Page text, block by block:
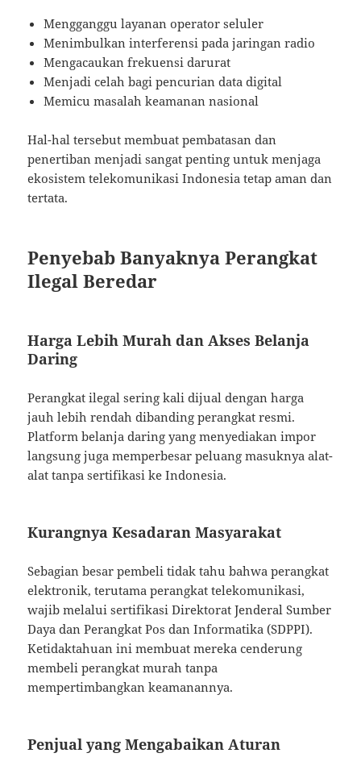
Mengganggu layanan operator seluler
Menimbulkan interferensi pada jaringan radio
Mengacaukan frekuensi darurat
Menjadi celah bagi pencurian data digital
Memicu masalah keamanan nasional
Hal-hal tersebut membuat pembatasan dan
penertiban menjadi sangat penting untuk menjaga
ekosistem telekomunikasi Indonesia tetap aman dan
tertata.
Penyebab Banyaknya Perangkat
Ilegal Beredar
Harga Lebih Murah dan Akses Belanja
Daring
Perangkat ilegal sering kali dijual dengan harga
jauh lebih rendah dibanding perangkat resmi.
Platform belanja daring yang menyediakan impor
langsung juga memperbesar peluang masuknya alat-
alat tanpa sertifikasi ke Indonesia.
Kurangnya Kesadaran Masyarakat
Sebagian besar pembeli tidak tahu bahwa perangkat
elektronik, terutama perangkat telekomunikasi,
wajib melalui sertifikasi Direktorat Jenderal Sumber
Daya dan Perangkat Pos dan Informatika (SDPPI).
Ketidaktahuan ini membuat mereka cenderung
membeli perangkat murah tanpa
mempertimbangkan keamanannya.
Penjual yang Mengabaikan Aturan